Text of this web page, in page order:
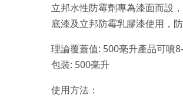
立邦水性防霉劑專為漆面而設
底漆及立邦防霉乳膠漆使用，
理論覆蓋值: 500毫升產品可噴
包裝: 500毫升
使用方法：